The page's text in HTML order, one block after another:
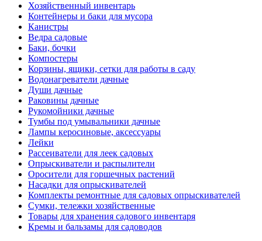
Хозяйственный инвентарь
Контейнеры и баки для мусора
Канистры
Ведра садовые
Баки, бочки
Компостеры
Корзины, ящики, сетки для работы в саду
Водонагреватели дачные
Души дачные
Раковины дачные
Рукомойники дачные
Тумбы под умывальники дачные
Лампы керосиновые, аксессуары
Лейки
Рассеиватели для леек садовых
Опрыскиватели и распылители
Оросители для горшечных растений
Насадки для опрыскивателей
Комплекты ремонтные для садовых опрыскивателей
Сумки, тележки хозяйственные
Товары для хранения садового инвентаря
Кремы и бальзамы для садоводов